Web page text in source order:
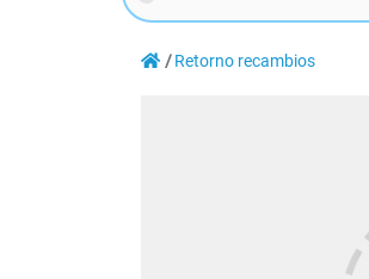
Retorno recambios